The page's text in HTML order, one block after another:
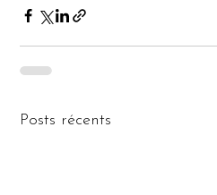
Posts récents